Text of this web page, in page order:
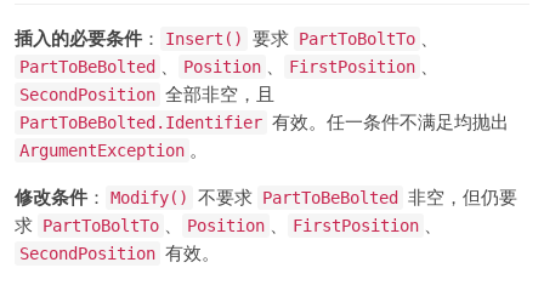
插入的必要条件 ： Insert() 要求 PartToBoltTo 、
PartToBeBolted 、 Position 、 FirstPosition 、
SecondPosition 全部非空，且
PartToBeBolted.Identifier 有效。任一条件不满足均抛出
ArgumentException 。
修改条件 ： Modify() 不要求 PartToBeBolted
非空，但仍要
求 PartToBoltTo 、 Position 、 FirstPosition 、
SecondPosition 有效。